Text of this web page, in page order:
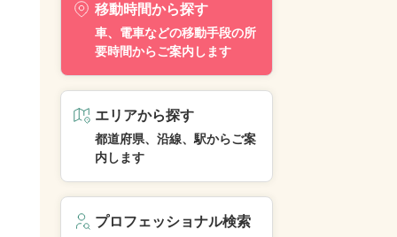
移動時間から探す
車、電車などの移動手段の所
要時間からご案内します
エリアから探す
都道府県、沿線、駅からご案
内します
プロフェッショナル検索